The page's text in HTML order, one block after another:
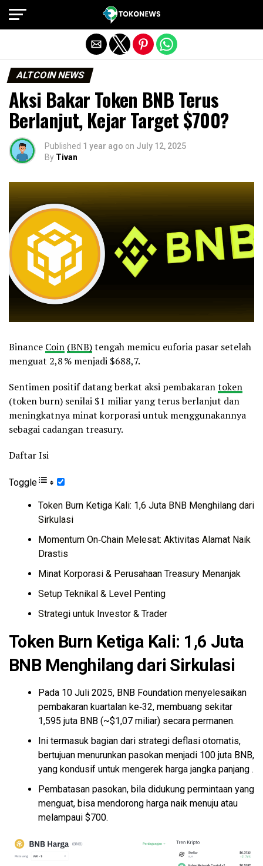
ALTCOIN NEWS
Aksi Bakar Token BNB Terus
Berlanjut, Kejar Target $700?
Published 1 year ago on July 12, 2025
By Tivan
Binance Coin (BNB)tengah memicu euforia pasar setelah
menguat 2,8 % menjadi $688,7.
Sentimen positif datang berkat aksi pembakarantoken
(token burn) senilai $1 miliar yang terus berlanjut dan
meningkatnya minat korporasi untuk menggunakannya
sebagai cadangan treasury.
Daftar Isi
Toggle
Token Burn Ketiga Kali: 1,6 Juta BNB Menghilang dari
Sirkulasi
Momentum On‑Chain Melesat: Aktivitas Alamat Naik
Drastis
Minat Korporasi & Perusahaan Treasury Menanjak
Setup Teknikal & Level Penting
Strategi untuk Investor & Trader
Token Burn Ketiga Kali: 1,6 Juta
BNB Menghilang dari Sirkulasi
Pada 10 Juli 2025, BNB Foundation menyelesaikan
pembakaran kuartalan ke‑32, membuang sekitar
1,595 juta BNB (~$1,07 miliar) secara permanen.
Ini termasuk bagian dari strategi deflasi otomatis,
bertujuan menurunkan pasokan menjadi 100 juta BNB,
yang kondusif untuk mengerek harga jangka panjang .
Pembatasan pasokan, bila didukung permintaan yang
menguat, bisa mendorong harga naik menuju atau
melampaui $700.
Exit mobile version